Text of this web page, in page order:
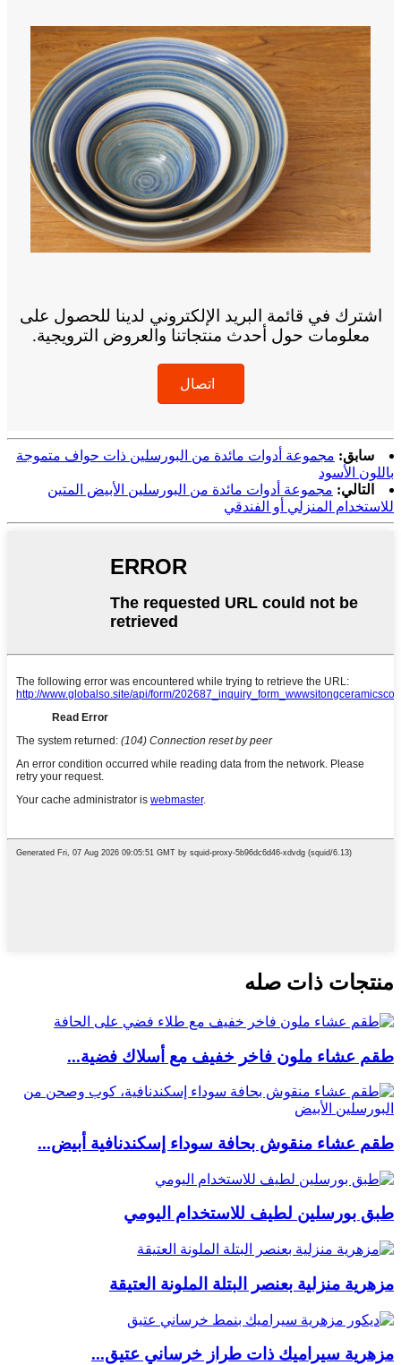
اشترك في قائمة البريد الإلكتروني لدينا للحصول على
معلومات حول أحدث منتجاتنا والعروض الترويجية.
اتصال
سابق: مجموعة أدوات مائدة من البورسلين ذات حواف متموجة
باللون الأسود
التالي: مجموعة أدوات مائدة من البورسلين الأبيض المتين
للاستخدام المنزلي أو الفندقي
منتجات ذات صله
طقم عشاء ملون فاخر خفيف مع أسلاك فضية...
طقم عشاء منقوش بحافة سوداء إسكندنافية أبيض...
طبق بورسلين لطيف للاستخدام اليومي
مزهرية منزلية بعنصر البتلة الملونة العتيقة
مزهرية سيراميك ذات طراز خرساني عتيق...